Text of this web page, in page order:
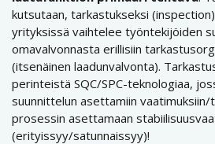
kutsutaan, tarkastukseksi
yrityksissä vaihtelee työntekijöiden
omavalvonnasta erillisiin
(itsenäinen laadunvalvonta).
perinteistä SQC/SPC-teknologiaa,
suunnittelun asettamiin vaatimuksiin/
prosessin asettamaan
(erityissyy/satunnaissyy)!